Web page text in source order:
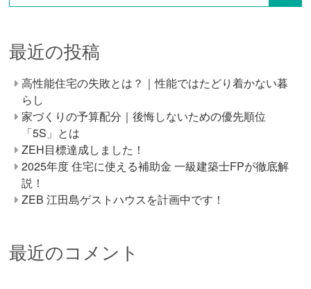
最近の投稿
高性能住宅の失敗とは？｜性能ではたどり着かない暮
らし
家づくりの予算配分｜後悔しないための優先順位
「5S」とは
ZEH目標達成しました！
2025年度 住宅に使える補助金 一級建築士FPが徹底解
説！
ZEB 江田島ゲストハウスを計画中です！
最近のコメント